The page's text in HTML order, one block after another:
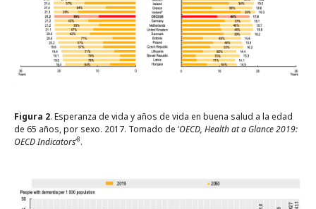
Figura 2. Esperanza de vida y años de vida en buena salud a la edad
de 65 años, por sexo. 2017. Tomado de ‘OECD, Health at a Glance 2019:
OECD Indicators’8.